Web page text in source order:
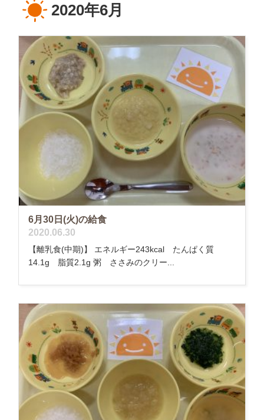
2020年6月
6月30日(火)の給食
2020.06.30
【離乳食(中期)】 エネルギー243kcal たんぱく質
14.1g 脂質2.1g 粥 ささみのクリー...